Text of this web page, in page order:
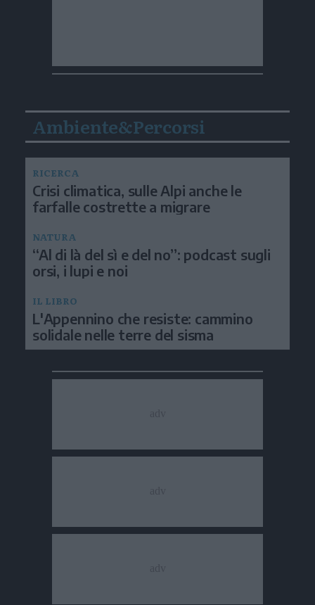
Ambiente&Percorsi
RICERCA
Crisi climatica, sulle Alpi anche le
farfalle costrette a migrare
NATURA
“Al di là del sì e del no”: podcast sugli
orsi, i lupi e noi
IL LIBRO
L'Appennino che resiste: cammino
solidale nelle terre del sisma